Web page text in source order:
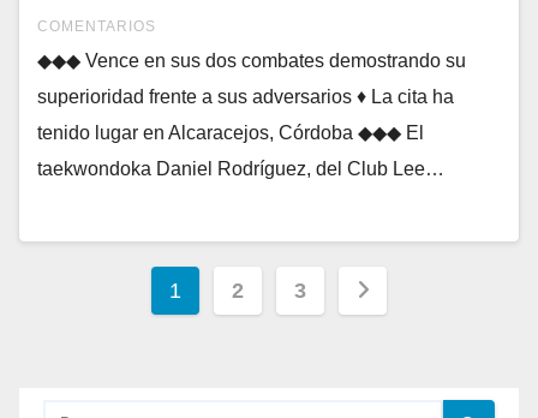
COMENTARIOS
◆◆◆ Vence en sus dos combates demostrando su
superioridad frente a sus adversarios ♦ La cita ha
tenido lugar en Alcaracejos, Córdoba ◆◆◆ El
taekwondoka Daniel Rodríguez, del Club Lee…
Paginación
1 2 3